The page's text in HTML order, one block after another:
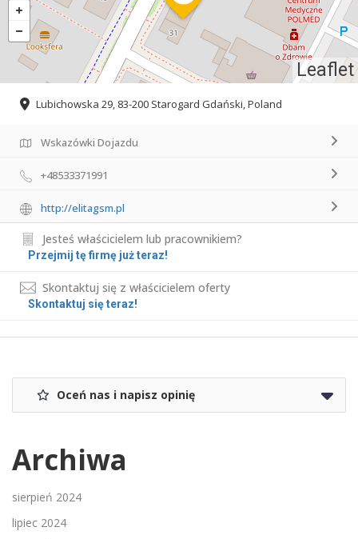
Leaflet
Lubichowska 29, 83-200 Starogard Gdański, Poland
Wskazówki Dojazdu
+48533371991
http://elitagsm.pl
Jesteś właścicielem lub pracownikiem?
Przejmij tę firmę już teraz!
Skontaktuj się z właścicielem oferty
Skontaktuj się teraz!
Oceń nas i napisz opinię
Archiwa
sierpień 2024
lipiec 2024